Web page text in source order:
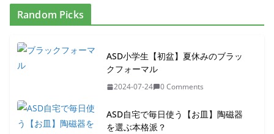
Random Picks
ASD小学生【初盆】夏休みのブラッ
クフォーマル
2024-07-24 0 Comments
ASD自宅で毎日使う【お皿】陶磁器
を選ぶ本格派？